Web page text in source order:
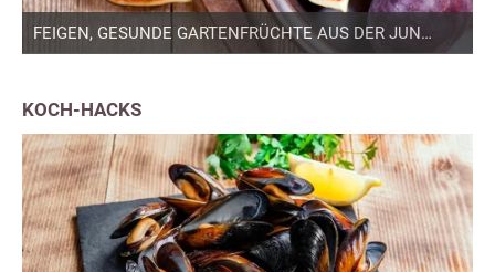
FEIGEN, GESUNDE GARTENFRÜCHTE AUS DER JUNGSTEINZEIT
KOCH-HACKS